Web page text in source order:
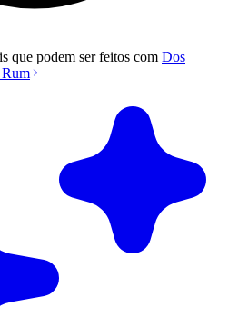
que podem ser feitos com Dos